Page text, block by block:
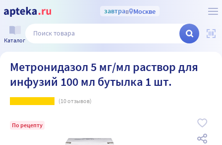
завтрав Москве
Каталог
Метронидазол 5 мг/мл раствор для
инфузий 100 мл бутылка 1 шт.
(10отзывов)
По рецепту